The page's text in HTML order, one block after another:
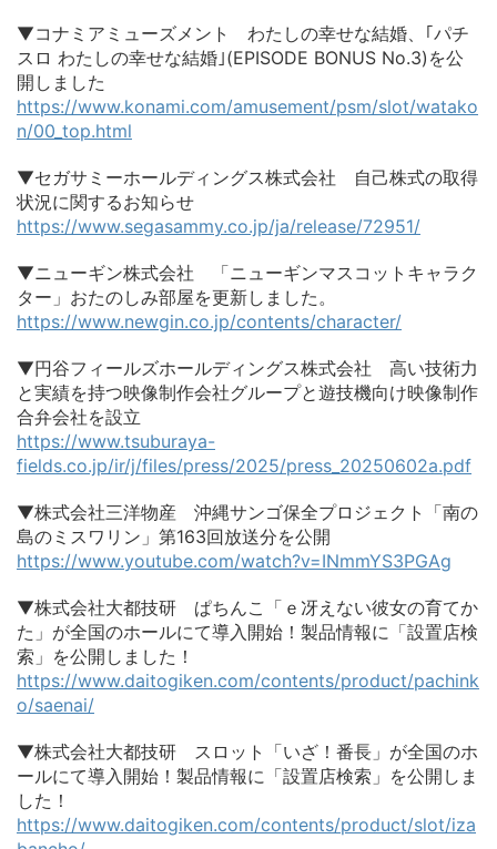
▼コナミアミューズメント わたしの幸せな結婚、｢パチ
スロ わたしの幸せな結婚｣(EPISODE BONUS No.3)を公
開しました
https://www.konami.com/amusement/psm/slot/watako
n/00_top.html
▼セガサミーホールディングス株式会社 自己株式の取得
状況に関するお知らせ
https://www.segasammy.co.jp/ja/release/72951/
▼ニューギン株式会社 「ニューギンマスコットキャラク
ター」おたのしみ部屋を更新しました。
https://www.newgin.co.jp/contents/character/
▼円谷フィールズホールディングス株式会社 高い技術力
と実績を持つ映像制作会社グループと遊技機向け映像制作
合弁会社を設立
https://www.tsuburaya-
fields.co.jp/ir/j/files/press/2025/press_20250602a.pdf
▼株式会社三洋物産 沖縄サンゴ保全プロジェクト「南の
島のミスワリン」第163回放送分を公開
https://www.youtube.com/watch?v=INmmYS3PGAg
▼株式会社大都技研 ぱちんこ「ｅ冴えない彼女の育てか
た」が全国のホールにて導入開始！製品情報に「設置店検
索」を公開しました！
https://www.daitogiken.com/contents/product/pachink
o/saenai/
▼株式会社大都技研 スロット「いざ！番長」が全国のホ
ールにて導入開始！製品情報に「設置店検索」を公開しま
した！
https://www.daitogiken.com/contents/product/slot/iza